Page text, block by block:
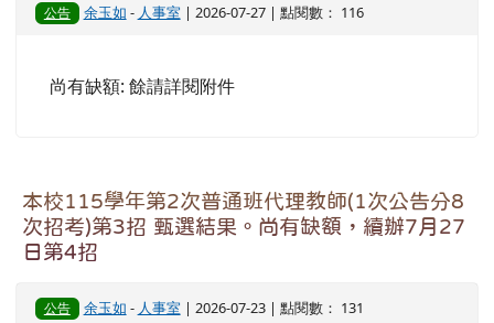
公告 余玉如 - 人事室 | 2026-07-27 | 點閱數： 116
尚有缺額: 餘請詳閱附件
本校115學年第2次普通班代理教師(1次公告分8
次招考)第3招 甄選結果。尚有缺額，續辦7月27
日第4招
公告 余玉如 - 人事室 | 2026-07-23 | 點閱數： 131